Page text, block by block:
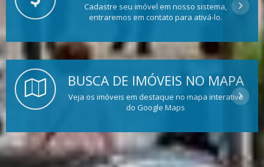
Cadastre seu imóvel em nosso sistema,
entraremos em contato para ativá-lo.
BUSCA DE IMÓVEIS NO MAPA
Veja os imóveis em destaque no mapa interativo
do Google Maps